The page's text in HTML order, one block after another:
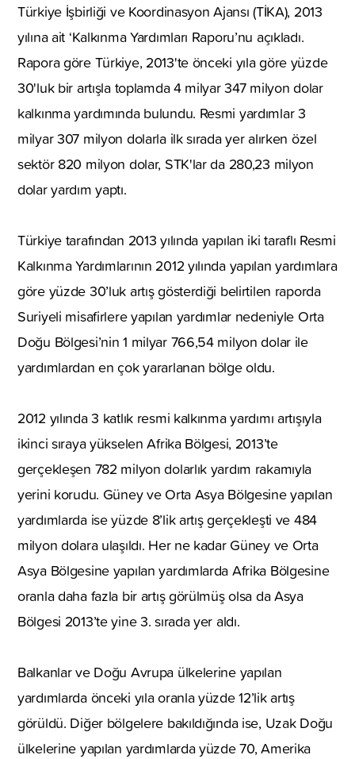
Türkiye İşbirliği ve Koordinasyon Ajansı (TİKA), 2013
yılına ait ‘Kalkınma Yardımları Raporu’nu açıkladı.
Rapora göre Türkiye, 2013'te önceki yıla göre yüzde
30'luk bir artışla toplamda 4 milyar 347 milyon dolar
kalkınma yardımında bulundu. Resmi yardımlar 3
milyar 307 milyon dolarla ilk sırada yer alırken özel
sektör 820 milyon dolar, STK'lar da 280,23 milyon
dolar yardım yaptı.
Türkiye tarafından 2013 yılında yapılan iki taraflı Resmi
Kalkınma Yardımlarının 2012 yılında yapılan yardımlara
göre yüzde 30’luk artış gösterdiği belirtilen raporda
Suriyeli misafirlere yapılan yardımlar nedeniyle Orta
Doğu Bölgesi’nin 1 milyar 766,54 milyon dolar ile
yardımlardan en çok yararlanan bölge oldu.
2012 yılında 3 katlık resmi kalkınma yardımı artışıyla
ikinci sıraya yükselen Afrika Bölgesi, 2013’te
gerçekleşen 782 milyon dolarlık yardım rakamıyla
yerini korudu. Güney ve Orta Asya Bölgesine yapılan
yardımlarda ise yüzde 8’lik artış gerçekleşti ve 484
milyon dolara ulaşıldı. Her ne kadar Güney ve Orta
Asya Bölgesine yapılan yardımlarda Afrika Bölgesine
oranla daha fazla bir artış görülmüş olsa da Asya
Bölgesi 2013’te yine 3. sırada yer aldı.
Balkanlar ve Doğu Avrupa ülkelerine yapılan
yardımlarda önceki yıla oranla yüzde 12’lik artış
görüldü. Diğer bölgelere bakıldığında ise, Uzak Doğu
ülkelerine yapılan yardımlarda yüzde 70, Amerika